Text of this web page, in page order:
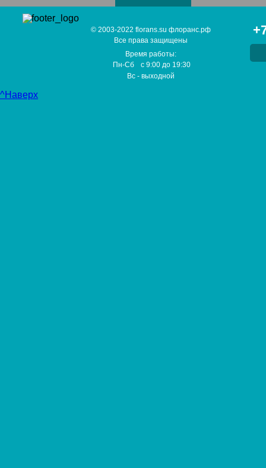
© 2003-2022 florans.su флоранс.рф
Все права защищены
Время работы:
Пн-Сб
с9:00 до 19:30
Вс - выходной
^Наверх